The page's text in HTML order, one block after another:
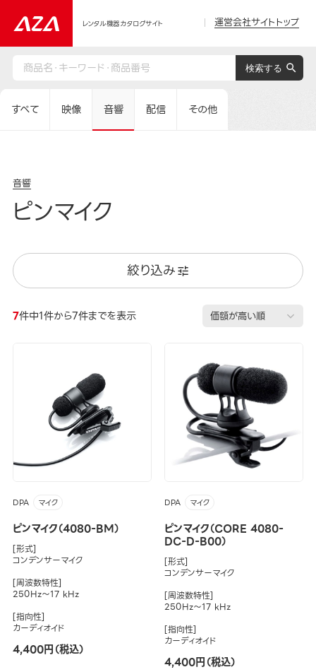
レンタル機器カタログサイト 運営会社サイトトップ
すべて 映像 音響 配信 その他
音響
ピンマイク
絞り込み
7件中1件から7件までを表示
DPA マイク
ピンマイク（4080-BM）
[形式]
コンデンサーマイク
[周波数特性]
250Hz～17 kHz
[指向性]
カーディオイド
4,400円（税込）
DPA マイク
ピンマイク（CORE 4080-
DC-D-B00）
[形式]
コンデンサーマイク
[周波数特性]
250Hz～17 kHz
[指向性]
カーディオイド
4,400円（税込）